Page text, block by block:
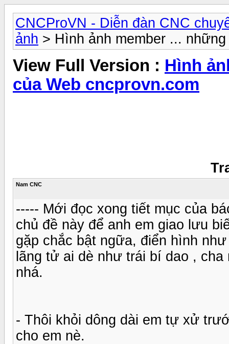
CNCProVN - Diễn đàn CNC
ảnh > Hình ảnh member ...
View Full Version : Hình
của Web cncprovn.com
Nam CNC
----- Mới đọc xong tiết mục của
chủ đề này để anh em giao lưu
gặp chắc bật ngữa, điển hình
lãng tử ai dè như trái bí dao ,
nhá.
- Thôi khỏi dông dài em tự xử
cho em nè.